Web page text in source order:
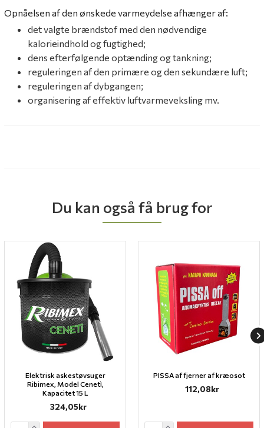
Du kan også få brug for
Elektrisk askestøvsuger
Ribimex, Model Cenetì,
Kapacitet 15 L
324,05kr
PISSA af fjerner af kræosot
112,08kr
Opnåelsen af ​​den ønskede varmeydelse afhænger af:
det valgte brændstof med den nødvendige
kalorieindhold og fugtighed;
dens efterfølgende optænding og tankning;
reguleringen af ​​den primære og den sekundære luft;
reguleringen af ​​dybgangen;
organisering af effektiv luftvarmeveksling mv.